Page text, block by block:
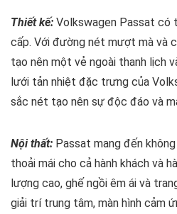
Thiết kế: Volkswagen Passat có
cấp. Với đường nét mượt mà và
tạo nên một vẻ ngoài thanh lịch
lưới tản nhiệt đặc trưng của
sắc nét tạo nên sự độc đáo và
Nội thất: Passat mang đến
thoải mái cho cả hành khách và
lượng cao, ghế ngồi êm ái và
giải trí trung tâm, màn hình cảm